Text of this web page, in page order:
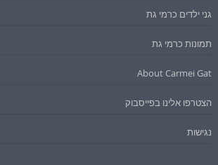
גני ילדים כרמי גת
תמונות כרמי גת
About Carmei Gat
הצטרפו אלינו בפייסבוק
נגישות